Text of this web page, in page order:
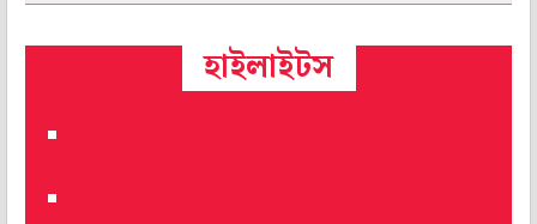
হাইলাইটস